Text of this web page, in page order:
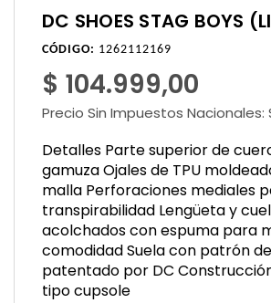
DC SHOES STAG BOYS
CÓDIGO: 1262112169
$ 104.999,00
Precio Sin Impuestos Nacionales:
Detalles Parte superior de
gamuza Ojales de TPU
malla Perforaciones mediales
transpirabilidad Lengüeta y
acolchados con espuma para
comodidad Suela con patrón
patentado por DC
tipo cupsole